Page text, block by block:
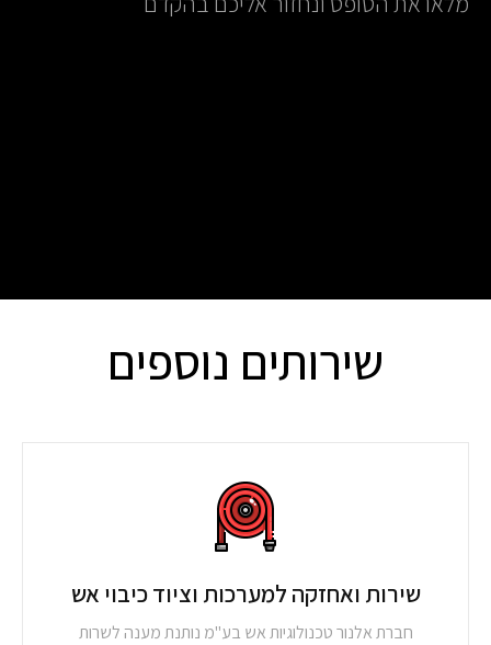
שירותים נוספים
שירות ואחזקה למערכות וציוד כיבוי אש
חברת אלנור טכנולוגיות אש בע"מ נותנת מענה לשרות